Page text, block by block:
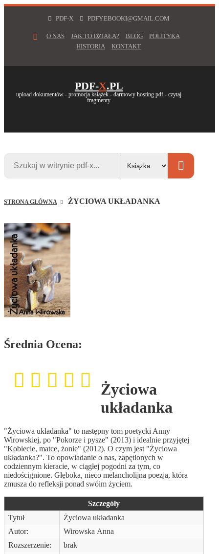
PDF-X PDFY.EBOOKI@GMAIL.COM
O NAS JAK TO DZIAŁA? BLOG
POLITYKA
HISTORIA
KONTAKT
PDF-X.PL
upload dokumentów - promocja książek - darmowy hosting pdf - czytaj
fragmenty
STRONA GŁÓWNA ŻYCIOWA UKŁADANKA
Średnia Ocena:
Życiowa
układanka
"Życiowa układanka" to następny tom poetycki Anny
Wirowskiej, po "Pokorze i pysze" (2013) i idealnie przyjętej
"Kobiecie, matce, żonie" (2012). O czym jest "Życiowa
układanka?". To opowiadanie o nas, zapętlonych w
codziennym kieracie, w ciągłej pogodni za tym, co
niedoścignione. Głęboka, nieco melancholijna poezja, która
zmusza do refleksji ponad swóim życiem.
Szczegóły
Tytuł
Życiowa układanka
Autor:
Wirowska Anna
Rozszerzenie:
brak